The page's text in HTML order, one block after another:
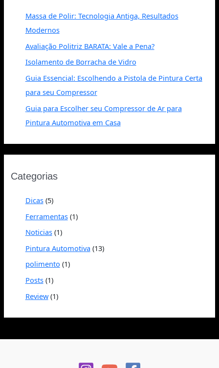
Massa de Polir: Tecnologia Antiga, Resultados
Modernos
Avaliação Politriz BARATA: Vale a Pena?
Isolamento de Borracha de Vidro
Guia Essencial: Escolhendo a Pistola de Pintura Certa
para seu Compressor
Guia para Escolher seu Compressor de Ar para
Pintura Automotiva em Casa
Categorias
Dicas(5)
Ferramentas(1)
Noticias(1)
Pintura Automotiva (13)
polimento (1)
Posts(1)
Review(1)